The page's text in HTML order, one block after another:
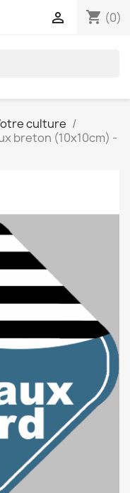
shopping_cart (0)

culture
breton (10x10cm) -